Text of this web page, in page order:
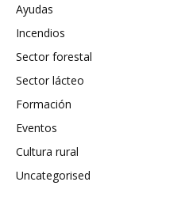
Ayudas
Incendios
Sector forestal
Sector lácteo
Formación
Eventos
Cultura rural
Uncategorised